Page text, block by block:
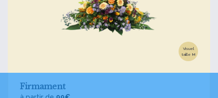
Visuel
taille M
Firmament